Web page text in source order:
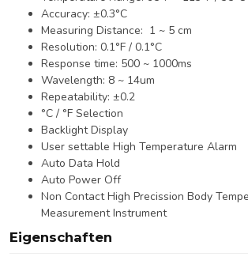
Accuracy: ±0.3°C
Measuring Distance: 1 ~ 5 cm
Resolution: 0.1°F / 0.1°C
Response time: 500 ~ 1000ms
Wavelength: 8 ~ 14um
Repeatability: ±0.2
°C / °F Selection
Backlight Display
User settable High Temperature Alarm
Auto Data Hold
Auto Power Off
Non Contact High Precission Body
Measurement Instrument
Eigenschaften